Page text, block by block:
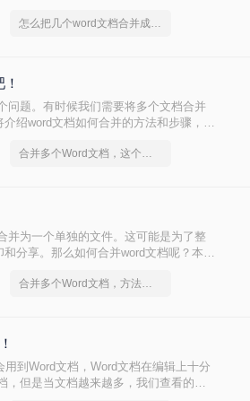
怎么把几个word文档合并成一个
问题。有时候我们需要将多个文档合并
绍word文档如何合并的方法和步骤，帮
合并多个Word文档，这个方法很简单
并为一个单独的文件。这可能是为了整
分享。那么如何合并word文档呢？本文
合并多个Word文档，方法超级简单
到Word文档，Word文档在编辑上十分
，但是当文档越来越多，我们查看的时